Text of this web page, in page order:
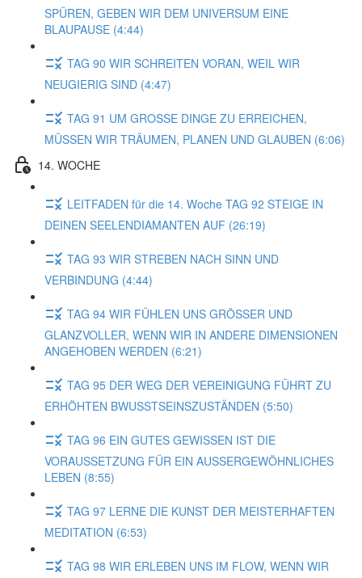
SPÜREN, GEBEN WIR DEM UNIVERSUM EINE
BLAUPAUSE (4:44)
TAG 90 WIR SCHREITEN VORAN, WEIL WIR
NEUGIERIG SIND (4:47)
TAG 91 UM GROSSE DINGE ZU ERREICHEN,
MÜSSEN WIR TRÄUMEN, PLANEN UND GLAUBEN (6:06)
14. WOCHE
LEITFADEN für die 14. Woche TAG 92 STEIGE IN
DEINEN SEELENDIAMANTEN AUF (26:19)
TAG 93 WIR STREBEN NACH SINN UND
VERBINDUNG (4:44)
TAG 94 WIR FÜHLEN UNS GRÖSSER UND
GLANZVOLLER, WENN WIR IN ANDERE DIMENSIONEN
ANGEHOBEN WERDEN (6:21)
TAG 95 DER WEG DER VEREINIGUNG FÜHRT ZU
ERHÖHTEN BWUSSTSEINSZUSTÄNDEN (5:50)
TAG 96 EIN GUTES GEWISSEN IST DIE
VORAUSSETZUNG FÜR EIN AUSSERGEWÖHNLICHES
LEBEN (8:55)
TAG 97 LERNE DIE KUNST DER MEISTERHAFTEN
MEDITATION (6:53)
TAG 98 WIR ERLEBEN UNS IM FLOW, WENN WIR